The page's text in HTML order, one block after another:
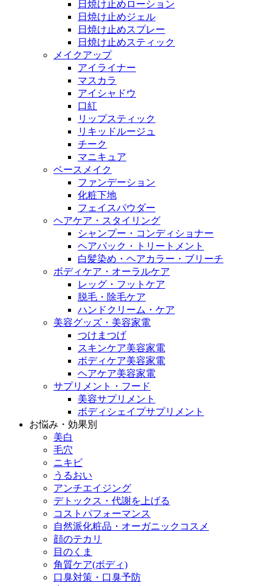
日焼け止めローション
日焼け止めジェル
日焼け止めスプレー
日焼け止めスティック
メイクアップ
アイライナー
マスカラ
アイシャドウ
口紅
リップスティック
リキッドルージュ
チーク
マニキュア
ベースメイク
ファンデーション
化粧下地
フェイスパウダー
ヘアケア・スタイリング
シャンプー・コンディショナー
ヘアパック・トリートメント
白髪染め・ヘアカラー・ブリーチ
ボディケア・オーラルケア
レッグ・フットケア
脱毛・除毛ケア
ハンドクリーム・ケア
美容グッズ・美容家電
つけまつげ
スキンケア美容家電
ボディケア美容家電
ヘアケア美容家電
サプリメント・フード
美容サプリメント
ボディシェイプサプリメント
お悩み・効果別
美白
毛穴
ニキビ
うるおい
アンチエイジング
デトックス・代謝を上げる
コストパフォーマンス
自然派化粧品・オーガニックコスメ
顔のテカリ
目のくま
角質ケア(ボディ)
口臭対策・口臭予防